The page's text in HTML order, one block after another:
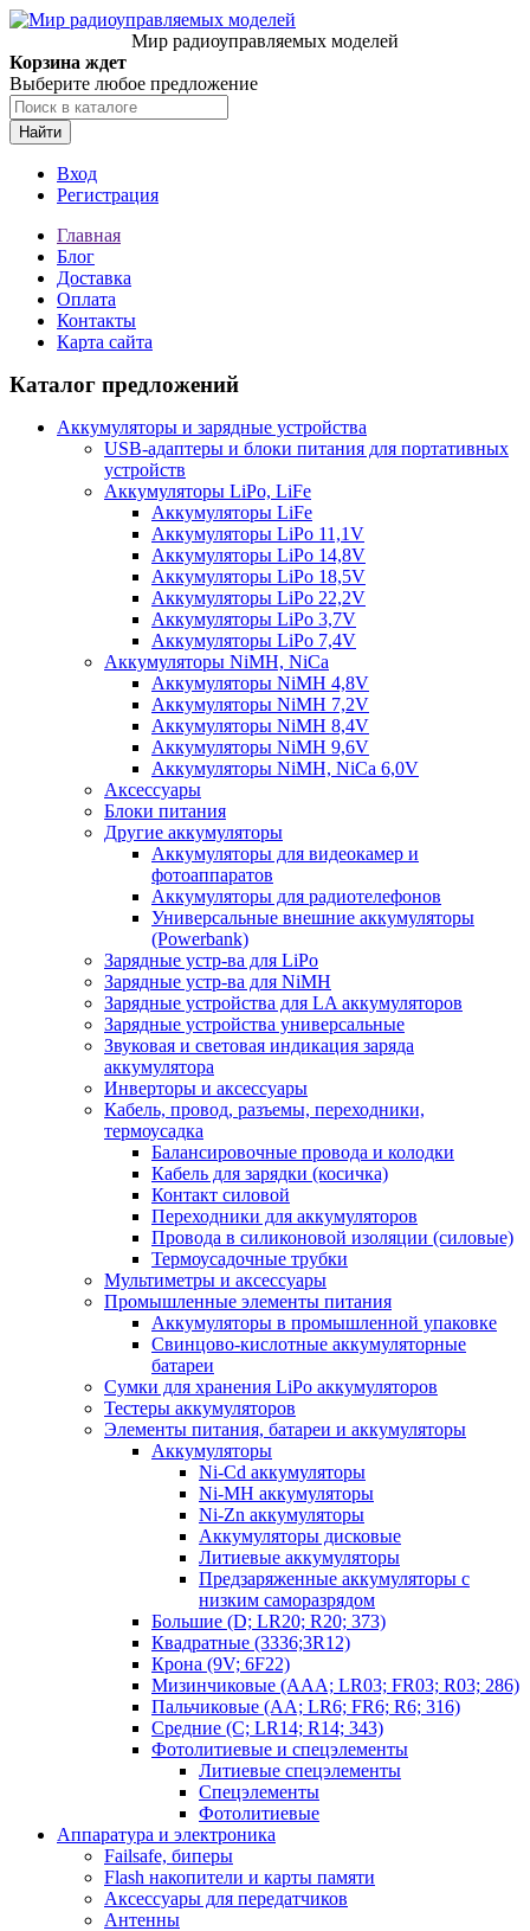
Мир радиоуправляемых моделей
Корзина ждет
Выберите любое предложение
Найти
Вход
Регистрация
Главная
Блог
Доставка
Оплата
Контакты
Карта сайта
Каталог предложений
Аккумуляторы и зарядные устройства
USB-адаптеры и блоки питания для портативных
устройств
Аккумуляторы LiPo, LiFe
Аккумуляторы LiFe
Аккумуляторы LiPo 11,1V
Аккумуляторы LiPo 14,8V
Аккумуляторы LiPo 18,5V
Аккумуляторы LiPo 22,2V
Аккумуляторы LiPo 3,7V
Аккумуляторы LiPo 7,4V
Аккумуляторы NiMH, NiCa
Аккумуляторы NiMH 4,8V
Аккумуляторы NiMH 7,2V
Аккумуляторы NiMH 8,4V
Аккумуляторы NiMH 9,6V
Аккумуляторы NiMH, NiCa 6,0V
Аксессуары
Блоки питания
Другие аккумуляторы
Аккумуляторы для видеокамер и
фотоаппаратов
Аккумуляторы для радиотелефонов
Универсальные внешние аккумуляторы
(Powerbank)
Зарядные устр-ва для LiPo
Зарядные устр-ва для NiMH
Зарядные устройства для LA аккумуляторов
Зарядные устройства универсальные
Звуковая и световая индикация заряда
аккумулятора
Инверторы и аксессуары
Кабель, провод, разъемы, переходники,
термоусадка
Балансировочные провода и колодки
Кабель для зарядки (косичка)
Контакт силовой
Переходники для аккумуляторов
Провода в силиконовой изоляции (силовые)
Термоусадочные трубки
Мультиметры и аксессуары
Промышленные элементы питания
Аккумуляторы в промышленной упаковке
Свинцово-кислотные аккумуляторные
батареи
Сумки для хранения LiPo аккумуляторов
Тестеры аккумуляторов
Элементы питания, батареи и аккумуляторы
Аккумуляторы
Ni-Cd аккумуляторы
Ni-MH аккумуляторы
Ni-Zn аккумуляторы
Аккумуляторы дисковые
Литиевые аккумуляторы
Предзаряженные аккумуляторы с
низким саморазрядом
Большие (D; LR20; R20; 373)
Квадратные (3336;3R12)
Крона (9V; 6F22)
Мизинчиковые (AAA; LR03; FR03; R03; 286)
Пальчиковые (AA; LR6; FR6; R6; 316)
Средние (C; LR14; R14; 343)
Фотолитиевые и спецэлементы
Литиевые спецэлементы
Спецэлементы
Фотолитиевые
Аппаратура и электроника
Failsafe, биперы
Flash накопители и карты памяти
Аксессуары для передатчиков
Антенны